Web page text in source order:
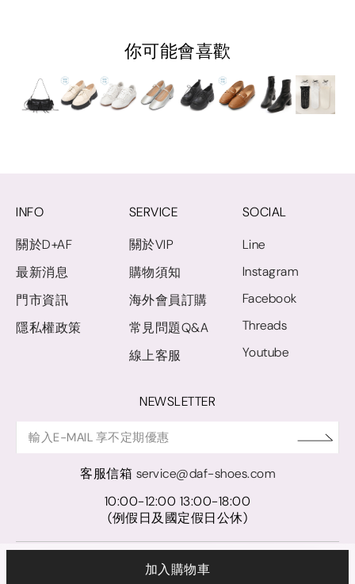
加入購物車
你可能會喜歡
INFO
關於D+AF
最新消息
門市資訊
隱私權政策
SERVICE
關於VIP
購物須知
海外會員訂購
常見問題Q&A
線上客服
SOCIAL
Line
Instagram
Facebook
Threads
Youtube
NEWSLETTER
客服信箱 service@daf-shoes.com
10:00-12:00 13:00-18:00
(例假日及國定假日公休)
© D+AF. 2024 晨希時尚股份有限公司｜統一編號 27921248